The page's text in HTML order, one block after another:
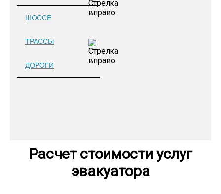
ШОССЕ
ТРАССЫ
ДОРОГИ
Расчет стоимости услуг
эвакуатора